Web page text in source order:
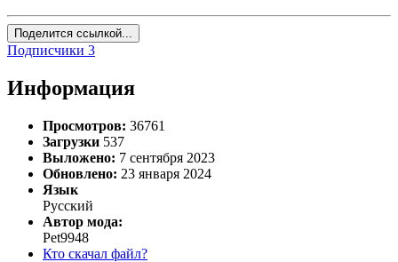
Поделится ссылкой...
Подписчики 3
Информация
Просмотров: 36761
Загрузки 537
Выложено: 7 сентября 2023
Обновлено: 23 января 2024
Язык
Русский
Автор мода:
Pet9948
Кто скачал файл?